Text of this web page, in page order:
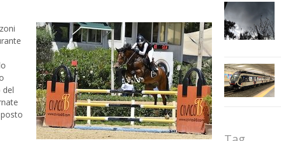
del